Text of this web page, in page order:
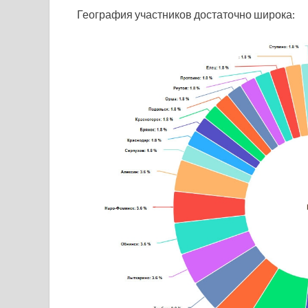
География участников достаточно широка: